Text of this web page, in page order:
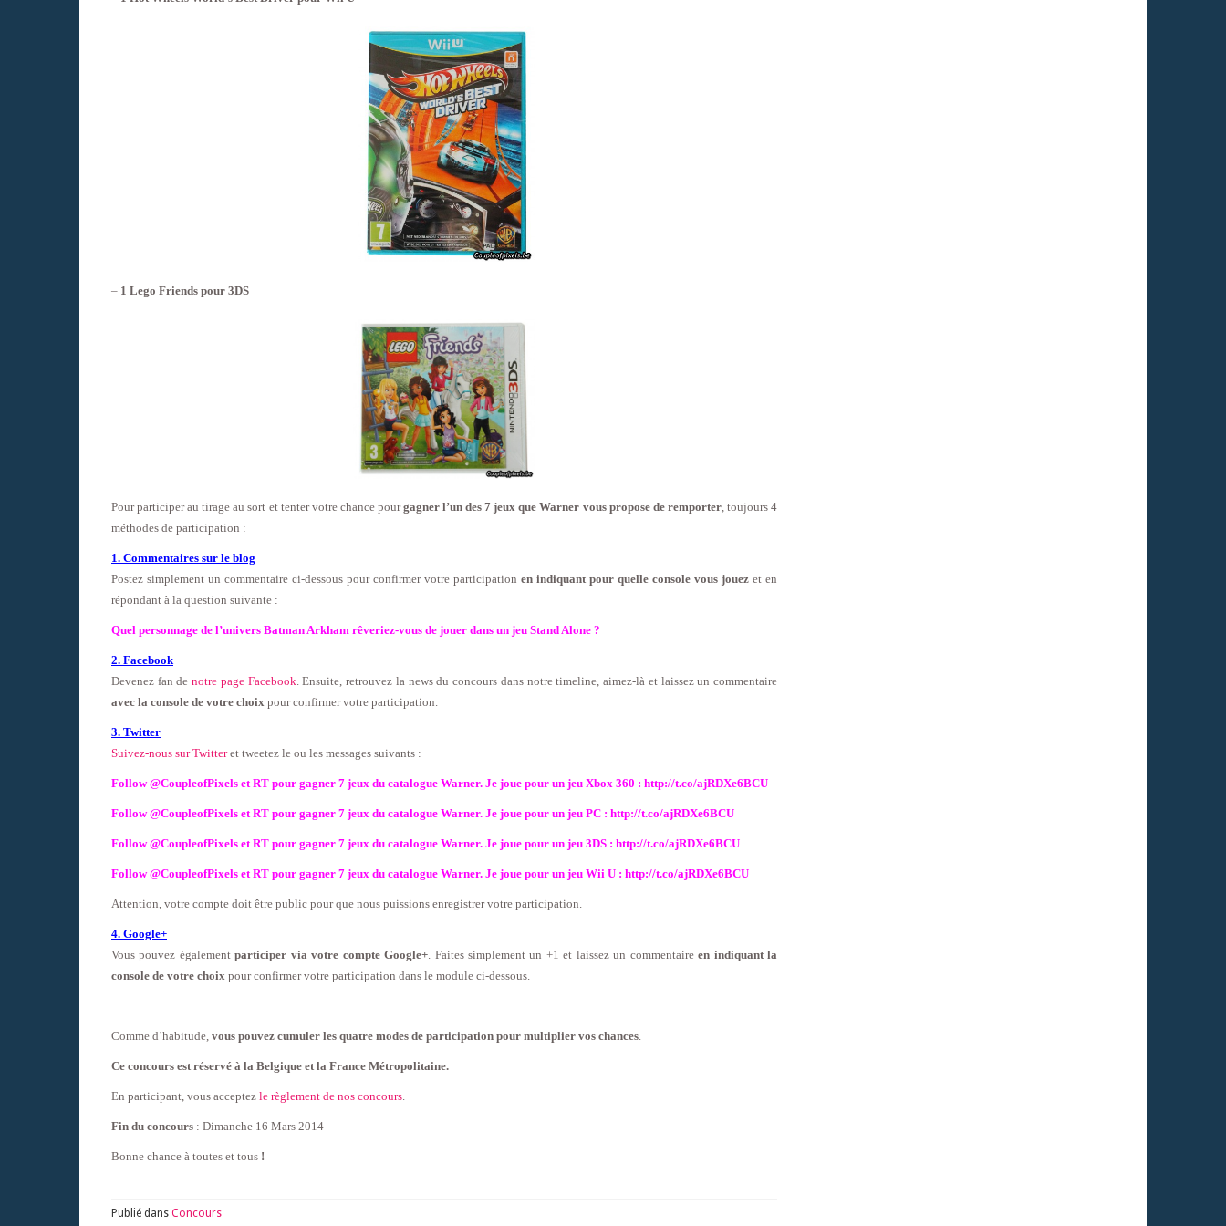
– 1 Lego Friends pour 3DS
Pour participer au tirage au sort et tenter votre chance pourgagner l’un des 7 jeux que Warner vous propose de remporter, toujours 4
méthodes de participation :
1. Commentaires sur le blog
Postez simplement un commentaire ci-dessous pour confirmer votre participation en indiquant pour quelle console vous jouez et en
répondant à la question suivante :
Quel personnage de l’univers Batman Arkham rêveriez-vous de jouer dans un jeu Stand Alone ?
2. Facebook
Devenez fan denotre page Facebook. Ensuite, retrouvez la news du concours dans notre timeline, aimez-là et laissez un commentaire
avec la console de votre choix pour confirmer votre participation.
3. Twitter
Suivez-nous sur Twitteret tweetez le ou les messages suivants :
Follow @CoupleofPixels et RT pour gagner 7 jeux du catalogue Warner. Je joue pour un jeu Xbox 360 : http://t.co/ajRDXe6BCU
Follow @CoupleofPixels et RT pour gagner 7 jeux du catalogue Warner. Je joue pour un jeu PC : http://t.co/ajRDXe6BCU
Follow @CoupleofPixels et RT pour gagner 7 jeux du catalogue Warner. Je joue pour un jeu 3DS : http://t.co/ajRDXe6BCU
Follow @CoupleofPixels et RT pour gagner 7 jeux du catalogue Warner. Je joue pour un jeu Wii U : http://t.co/ajRDXe6BCU
Attention, votre compte doit être public pour que nous puissions enregistrer votre participation.
4. Google+
Vous pouvez égalementparticiper via votre compte Google+. Faites simplement un +1 et laissez un commentaireen indiquant la
console de votre choix pour confirmer votre participation dans le module ci-dessous.
Comme d’habitude, vous pouvez cumuler les quatre modes de participation pour multiplier vos chances.
Ce concours est réservé à la Belgique et la France Métropolitaine.
En participant, vous acceptez le règlement de nos concours.
Fin du concours : Dimanche 16 Mars 2014
Bonne chance à toutes et tous !
Publié dans Concours